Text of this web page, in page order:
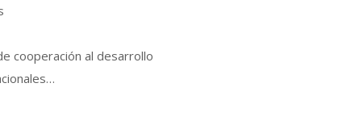
cooperación al desarrollo